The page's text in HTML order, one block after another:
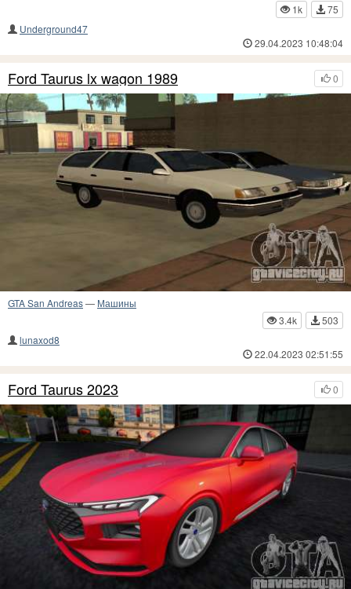
1k
75
Underground47
29.04.2023 10:48:04
0
Ford Taurus lx wagon 1989
GTA San Andreas— Машины
3.4k
503
lunaxod8
22.04.2023 02:51:55
0
Ford Taurus 2023